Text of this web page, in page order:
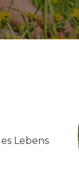
Lebens